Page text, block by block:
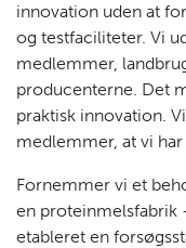
innovation uden at
og testfaciliteter. Vi
medlemmer,
producenterne. Det
praktisk innovation.
medlemmer, at vi
Fornemmer vi et
en proteinmelsfabrik
etableret en